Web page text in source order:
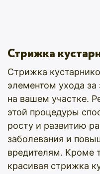
Стрижка
Стрижка
элементом ухода
на вашем участке.
этой процедуры
росту и развитию
заболевания и
вредителям. Кроме
красивая стрижка